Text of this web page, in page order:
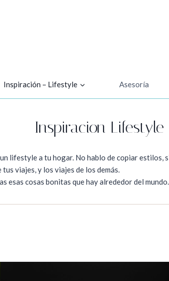
Inspiración – Lifestyle Asesoría
Inspiracion Lifestyle
lifestyle a tu hogar. No hablo de copiar estilos,
viajes, y los viajes de los demás.
cosas bonitas que hay alrededor del